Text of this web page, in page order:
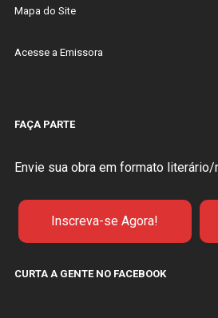
Mapa do Site
Acesse a Emissora
FAÇA PARTE
Envie sua obra em formato
Inscreva-se Agora!
CURTA A GENTE NO FACEBOOK